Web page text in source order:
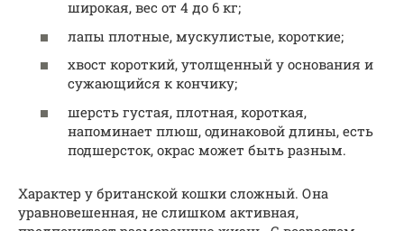
широкая, вес от 4 до 6 кг;
лапы плотные, мускулистые, короткие;
хвост короткий, утолщенный у основания и
сужающийся к кончику;
шерсть густая, плотная, короткая,
напоминает плюш, одинаковой длины, есть
подшерсток, окрас может быть разным.
Характер у британской кошки сложный. Она
уравновешенная, не слишком активная,